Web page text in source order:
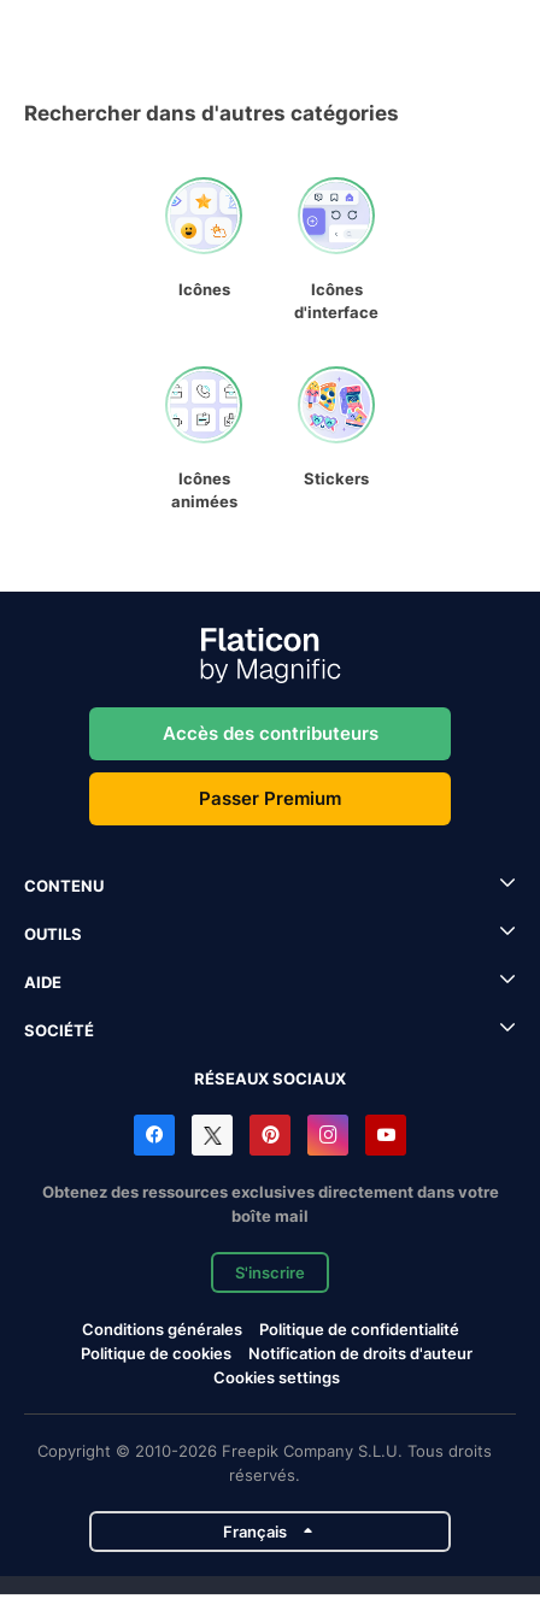
Rechercher dans d'autres catégories
Icônes
Icônes
d'interface
Icônes
animées
Stickers
Accès des contributeurs
Passer Premium
CONTENU
OUTILS
AIDE
SOCIÉTÉ
RÉSEAUX SOCIAUX
Obtenez des ressources exclusives directement dans votre
boîte mail
S'inscrire
Conditions générales
Politique de confidentialité
Politique de cookies
Notification de droits d'auteur
Cookies settings
Copyright © 2010-2026 Freepik Company S.L.U. Tous droits
réservés.
Français